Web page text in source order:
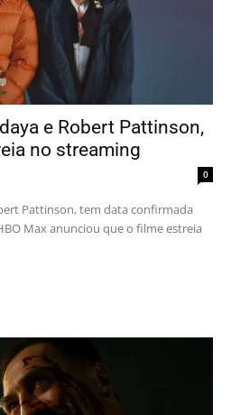
e Robert Pattinson,
no streaming
0
Pattinson, tem data confirmada
Max anunciou que o filme estreia